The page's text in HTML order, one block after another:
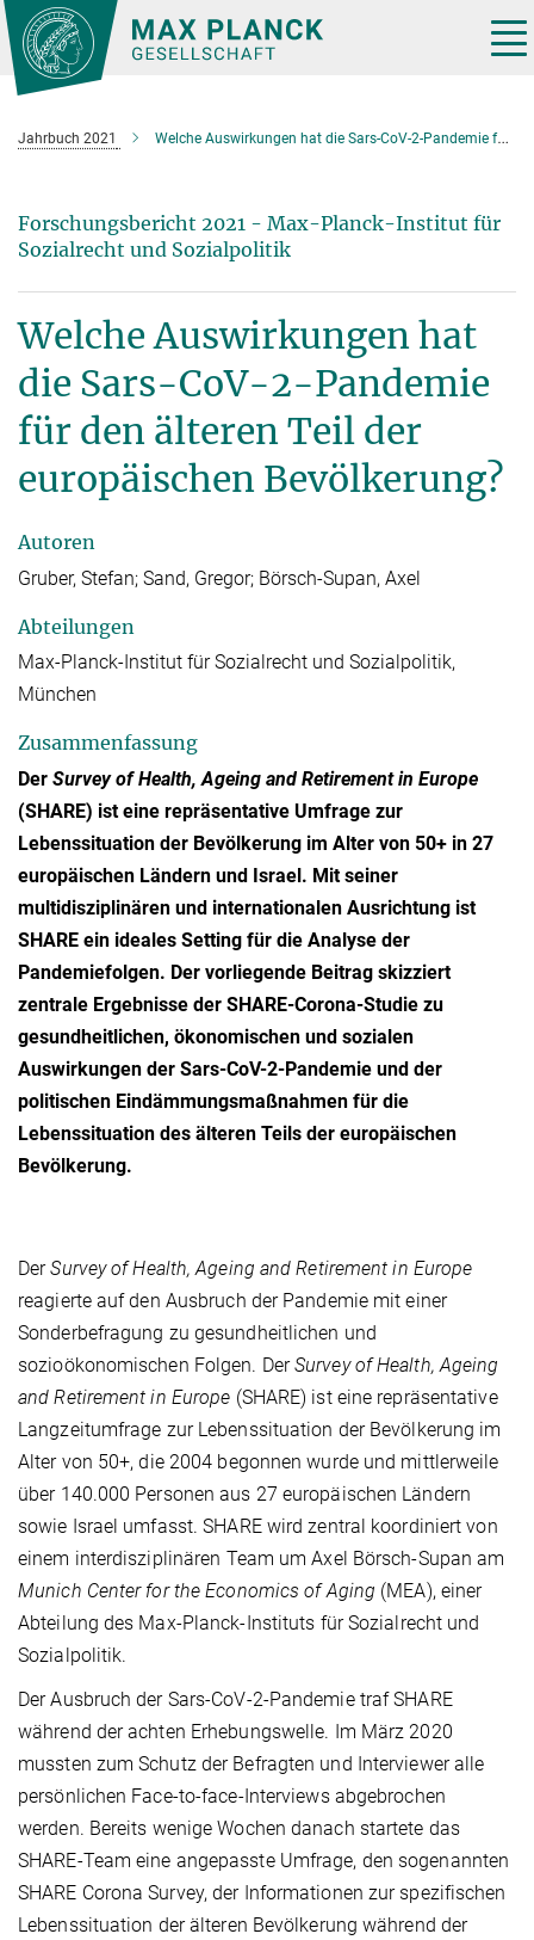
Hauptinhalt
Jahrbuch 2021 Welche Auswirkungen hat die Sars-CoV-2-Pandemie für den älteren Teil der europäischen Bevölkerung?
Forschungsbericht 2021 - Max-Planck-Institut für
Sozialrecht und Sozialpolitik
Welche Auswirkungen hat
die Sars-CoV-2-Pandemie
für den älteren Teil der
europäischen Bevölkerung?
Autoren
Gruber, Stefan; Sand, Gregor; Börsch-Supan, Axel
Abteilungen
Max-Planck-Institut für Sozialrecht und Sozialpolitik,
München
Zusammenfassung
Der Survey of Health, Ageing and Retirement in Europe
(SHARE) ist eine repräsentative Umfrage zur
Lebenssituation der Bevölkerung im Alter von 50+ in 27
europäischen Ländern und Israel. Mit seiner
multidisziplinären und internationalen Ausrichtung ist
SHARE ein ideales Setting für die Analyse der
Pandemiefolgen. Der vorliegende Beitrag skizziert
zentrale Ergebnisse der SHARE-Corona-Studie zu
gesundheitlichen, ökonomischen und sozialen
Auswirkungen der Sars-CoV-2-Pandemie und der
politischen Eindämmungsmaßnahmen für die
Lebenssituation des älteren Teils der europäischen
Bevölkerung.
DerSurvey of Health, Ageing and Retirement in Europe
reagierte auf den Ausbruch der Pandemie mit einer
Sonderbefragung zu gesundheitlichen und
sozioökonomischen Folgen. DerSurvey of Health, Ageing
and Retirement in Europe (SHARE) ist eine repräsentative
Langzeitumfrage zur Lebenssituation der Bevölkerung im
Alter von 50+, die 2004 begonnen wurde und mittlerweile
über 140.000 Personen aus 27 europäischen Ländern
sowie Israel umfasst. SHARE wird zentral koordiniert von
einem interdisziplinären Team um Axel Börsch-Supan am
Munich Center for the Economics of Aging (MEA), einer
Abteilung des Max-Planck-Instituts für Sozialrecht und
Sozialpolitik.
Der Ausbruch der Sars-CoV-2-Pandemie traf SHARE
während der achten Erhebungswelle. Im März 2020
mussten zum Schutz der Befragten und Interviewer alle
persönlichen Face-to-face-Interviews abgebrochen
werden. Bereits wenige Wochen danach startete das
SHARE-Team eine angepasste Umfrage, den sogenannten
SHARE Corona Survey, der Informationen zur spezifischen
Lebenssituation der älteren Bevölkerung während der